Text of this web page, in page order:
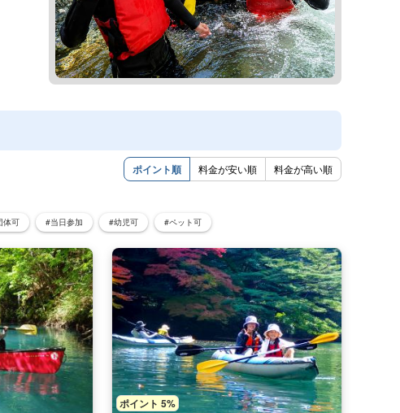
ポイント順 料金が安い順 料金が高い順
体可 #当日参加 #幼児可 #ペット可
ポイント 5%